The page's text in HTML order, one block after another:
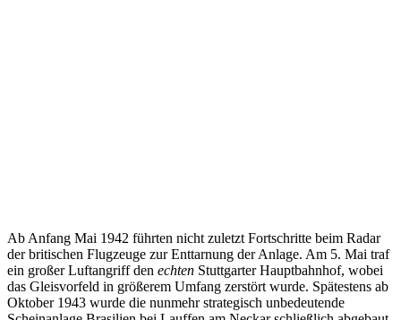
Ab Anfang Mai 1942 führten nicht zuletzt Fortschritte beim Radar
der britischen Flugzeuge zur Enttarnung der Anlage. Am 5. Mai traf
ein großer Luftangriff den echten Stuttgarter Hauptbahnhof, wobei
das Gleisvorfeld in größerem Umfang zerstört wurde. Spätestens ab
Oktober 1943 wurde die nunmehr strategisch unbedeutende